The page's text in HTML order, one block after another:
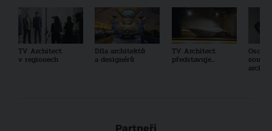
TV Architect
v regionech
Díla architektů
a designérů
TV Architect
představuje...